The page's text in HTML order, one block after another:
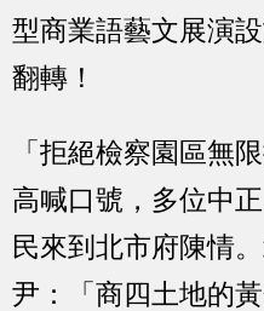
型商業語藝文展演
翻轉！
「拒絕檢察園區無
高喊口號，多位中
民來到北市府陳情
尹：「商四土地的